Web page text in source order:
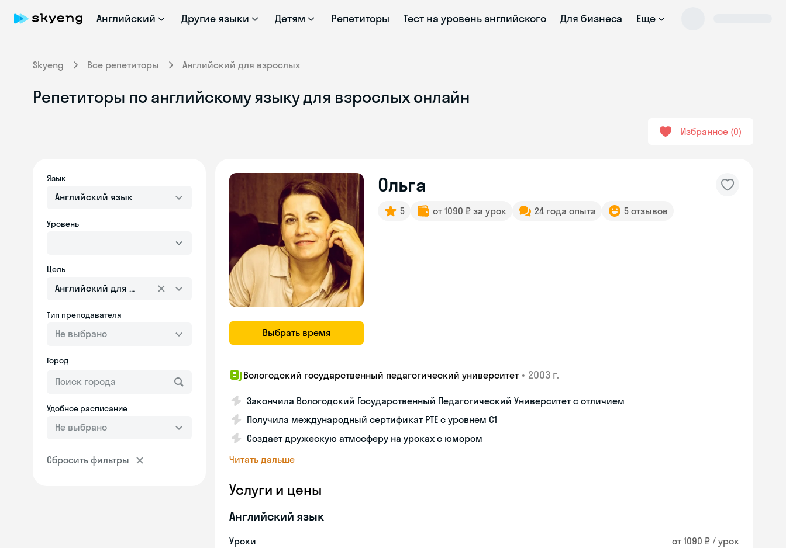
Английский Другие языки Детям Репетиторы Тест на уровень английского Для бизнеса Еще
Skyeng Все репетиторы Английский для взрослых
Репетиторы по английскому языку для взрослых онлайн
Избранное 0
Язык
Английский язык
Уровень
Цель
Английский для взрослых
Тип преподавателя
Не выбрано
Город
Удобное расписание
Не выбрано
Сбросить фильтры
Выбрать время
Ольга
5 от 1090 ₽ за урок 24 года опыта 5 отзывов
Вологодский государственный педагогический университет • 2003 г.
Закончила Вологодский Государственный Педагогический Университет с отличием
Получила международный сертификат PTE с уровнем C1
Создает дружескую атмосферу на уроках с юмором
Читать дальше
Услуги и цены
Английский язык
Уроки от 1090 ₽ / урок